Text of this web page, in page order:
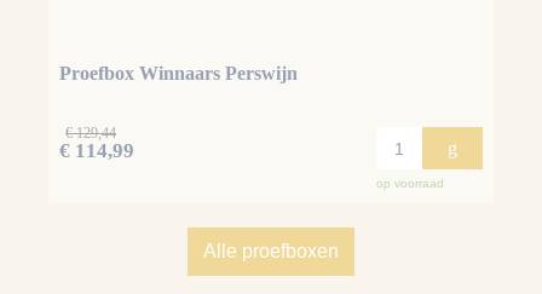
Proefbox Winnaars Perswijn
€ 129,44
€ 114,99 g
op voorraad
Alle proefboxen